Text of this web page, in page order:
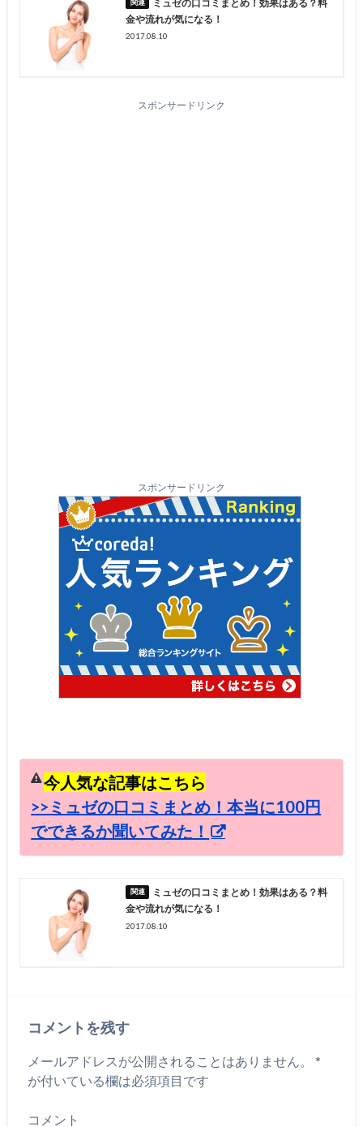
ミュゼの口コミまとめ！効果はある？料
金や流れが気になる！
2017.08.10
スポンサードリンク
スポンサードリンク
今人気な記事はこちら
>>ミュゼの口コミまとめ！本当に100円
でできるか聞いてみた！
ミュゼの口コミまとめ！効果はある？料
金や流れが気になる！
2017.08.10
コメントを残す
メールアドレスが公開されることはありません。
*
が付いている欄は必須項目です
コメント